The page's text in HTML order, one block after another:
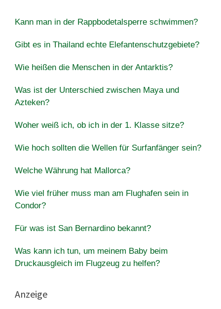
Kann man in der Rappbodetalsperre schwimmen?
Gibt es in Thailand echte Elefantenschutzgebiete?
Wie heißen die Menschen in der Antarktis?
Was ist der Unterschied zwischen Maya und
Azteken?
Woher weiß ich, ob ich in der 1. Klasse sitze?
Wie hoch sollten die Wellen für Surfanfänger sein?
Welche Währung hat Mallorca?
Wie viel früher muss man am Flughafen sein in
Condor?
Für was ist San Bernardino bekannt?
Was kann ich tun, um meinem Baby beim
Druckausgleich im Flugzeug zu helfen?
Anzeige